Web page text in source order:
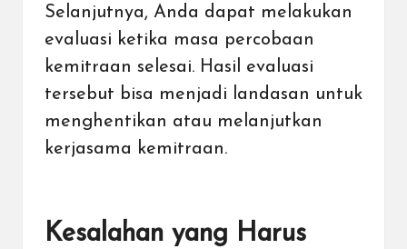
Selanjutnya, Anda dapat melakukan
evaluasi ketika masa percobaan
kemitraan selesai. Hasil evaluasi
tersebut bisa menjadi landasan untuk
menghentikan atau melanjutkan
kerjasama kemitraan.
Kesalahan yang Harus